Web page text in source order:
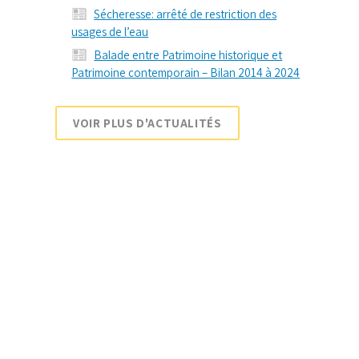
Sécheresse: arrêté de restriction des
usages de l’eau
Balade entre Patrimoine historique et
Patrimoine contemporain – Bilan 2014 à 2024
VOIR PLUS D'ACTUALITÉS